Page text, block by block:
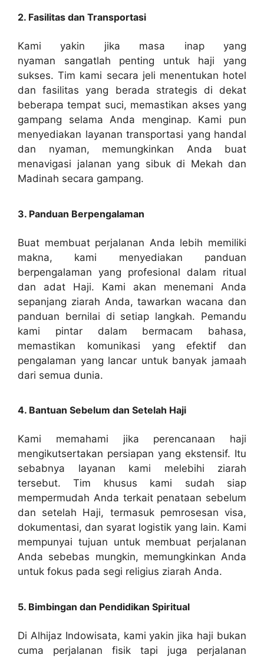
2. Fasilitas dan Transportasi
Kami yakin jika masa inap yang
nyaman sangatlah penting untuk haji yang
sukses. Tim kami secara jeli menentukan hotel
dan fasilitas yang berada strategis di dekat
beberapa tempat suci, memastikan akses yang
gampang selama Anda menginap. Kami pun
menyediakan layanan transportasi yang handal
dan nyaman, memungkinkan Anda buat
menavigasi jalanan yang sibuk di Mekah dan
Madinah secara gampang.
3. Panduan Berpengalaman
Buat membuat perjalanan Anda lebih memiliki
makna, kami menyediakan panduan
berpengalaman yang profesional dalam ritual
dan adat Haji. Kami akan menemani Anda
sepanjang ziarah Anda, tawarkan wacana dan
panduan bernilai di setiap langkah. Pemandu
kami pintar dalam bermacam bahasa,
memastikan komunikasi yang efektif dan
pengalaman yang lancar untuk banyak jamaah
dari semua dunia.
4. Bantuan Sebelum dan Setelah Haji
Kami memahami jika perencanaan haji
mengikutsertakan persiapan yang ekstensif. Itu
sebabnya layanan kami melebihi ziarah
tersebut. Tim khusus kami sudah siap
mempermudah Anda terkait penataan sebelum
dan setelah Haji, termasuk pemrosesan visa,
dokumentasi, dan syarat logistik yang lain. Kami
mempunyai tujuan untuk membuat perjalanan
Anda sebebas mungkin, memungkinkan Anda
untuk fokus pada segi religius ziarah Anda.
5. Bimbingan dan Pendidikan Spiritual
Di Alhijaz Indowisata, kami yakin jika haji bukan
cuma perjalanan fisik tapi juga perjalanan